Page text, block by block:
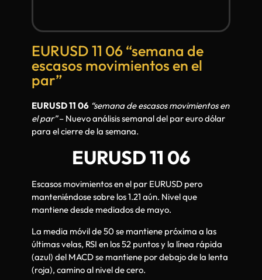
EURUSD 11 06 “semana de
escasos movimientos en el
par”
EURUSD 11 06 “semana de escasos movimientos en
el par”– Nuevo análisis semanal del par euro dólar
para el cierre de la semana.
EURUSD 11 06
Escasos movimientos en el par EURUSD pero
manteniéndose sobre los 1.21 aún. Nivel que
mantiene desde mediados de mayo.
La media móvil de 50 se mantiene próxima a las
últimas velas, RSI en los 52 puntos y la línea rápida
(azul) del MACD se mantiene por debajo de la lenta
(roja), camino al nivel de cero.